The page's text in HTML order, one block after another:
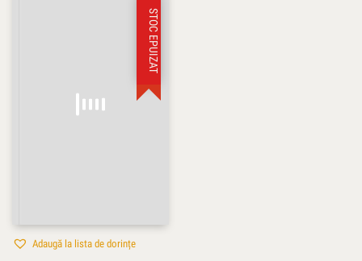
STOC EPUIZAT
Adaugă la lista de dorințe